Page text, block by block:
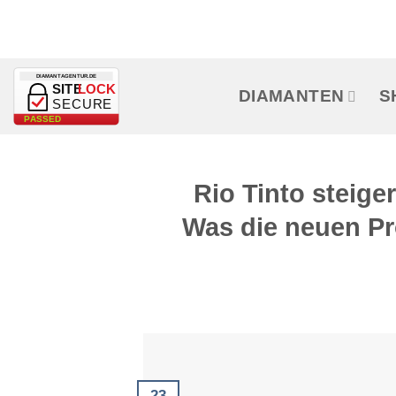
DIAMANTAGENTUR.DE
SITELOCK
SECURE
PASSED
DIAMANTEN
Rio Tinto
Was die neuen